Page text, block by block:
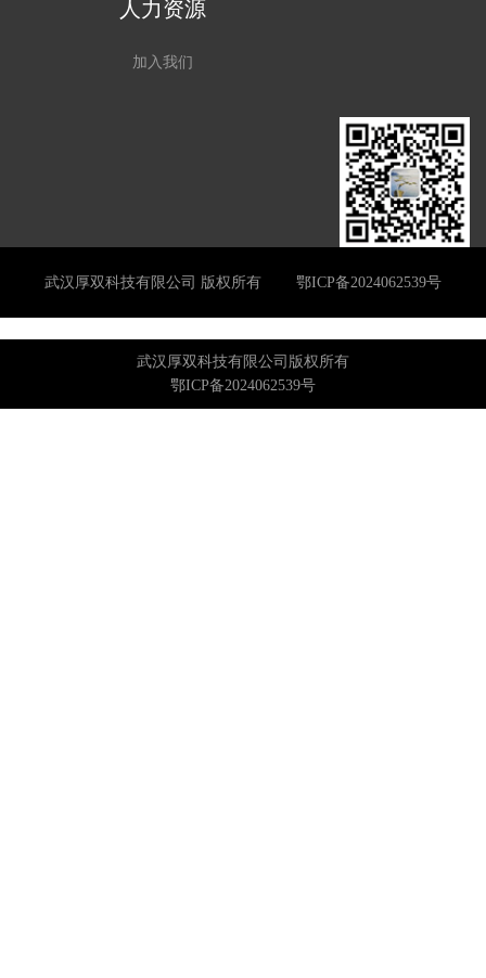
人力资源
加入我们
武汉厚双科技有限公司 版权所有 鄂ICP备2024062539号
武汉厚双科技有限公司版权所有
鄂ICP备2024062539号